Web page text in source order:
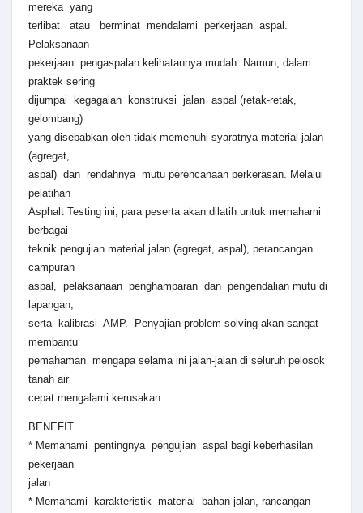
mereka yang
terlibat atau berminat mendalami perkerjaan aspal.
Pelaksanaan
pekerjaan pengaspalan kelihatannya mudah. Namun, dalam
praktek sering
dijumpai kegagalan konstruksi jalan aspal (retak-retak,
gelombang)
yang disebabkan oleh tidak memenuhi syaratnya material jalan
(agregat,
aspal) dan rendahnya mutu perencanaan perkerasan. Melalui
pelatihan
Asphalt Testing ini, para peserta akan dilatih untuk memahami
berbagai
teknik pengujian material jalan (agregat, aspal), perancangan
campuran
aspal, pelaksanaan penghamparan dan pengendalian mutu di
lapangan,
serta kalibrasi AMP. Penyajian problem solving akan sangat
membantu
pemahaman mengapa selama ini jalan-jalan di seluruh pelosok
tanah air
cepat mengalami kerusakan.
BENEFIT
* Memahami pentingnya pengujian aspal bagi keberhasilan
pekerjaan
jalan
* Memahami karakteristik material bahan jalan, rancangan